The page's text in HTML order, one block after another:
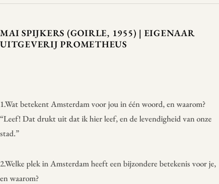
MAI SPIJKERS (GOIRLE, 1955) | EIGENAAR
UITGEVERIJ PROMETHEUS
1.Wat betekent Amsterdam voor jou in één woord, en waarom?
“Leef! Dat drukt uit dat ik hier leef, en de levendigheid van onze
stad.”
2.Welke plek in Amsterdam heeft een bijzondere betekenis voor je,
en waarom?